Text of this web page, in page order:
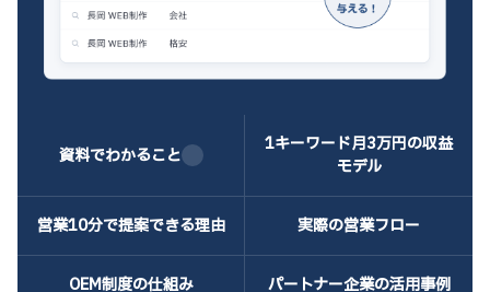
資料でわかること 1キーワード月3万円の収益
モデル
営業10分で提案できる理由 実際の営業フロー
OEM制度の仕組み パートナー企業の活用事例